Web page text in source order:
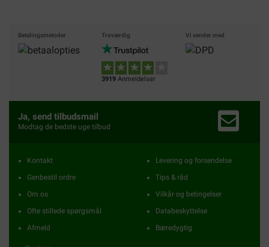
Betalingsmetoder Troværdig
3919 Anmeldelser
Vi sender med
Ja, send tilbudsmail
Modtag de bedste uge tilbud
Kontakt
Genbestil ordre
Om os
Ofte stillede spørgsmål
Afmeld
Levering og forsendelse
Tips & råd
Vilkår og betingelser
Databeskyttelse
Bæredygtig